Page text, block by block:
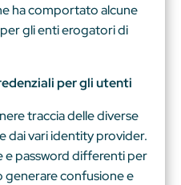
ha comportato alcune
gli enti erogatori di
per gli utenti
traccia delle diverse
dai vari identity provider.
e password differenti per
confusione e